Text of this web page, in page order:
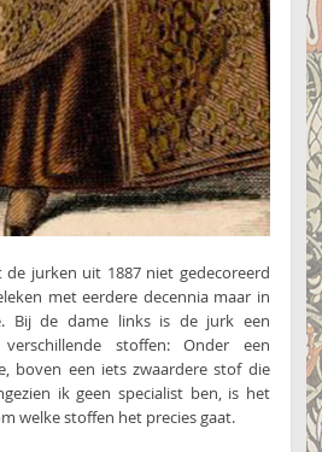
de jurken uit 1887 niet gedecoreerd
met eerdere decennia maar in
Bij de dame links is de jurk een
stoffen: Onder een
boven een iets zwaardere stof die
ik geen specialist ben, is het
welke stoffen het precies gaat.